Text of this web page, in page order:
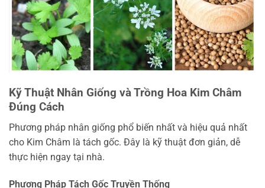
Kỹ Thuật Nhân Giống và Trồng Hoa Kim Châm
Đúng Cách
Phương pháp nhân giống phổ biến nhất và hiệu quả nhất
cho Kim Châm là tách gốc. Đây là kỹ thuật đơn giản, dễ
thực hiện ngay tại nhà.
Phương Pháp Tách Gốc Truyền Thống